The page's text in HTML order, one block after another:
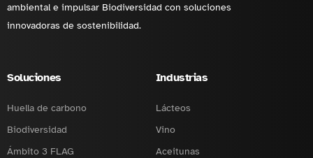
ambiental e impulsar Biodiversidad con soluciones
innovadoras de sostenibilidad.
Soluciones
Huella de carbono
Biodiversidad
Ámbito 3 FLAG
Industrias
Lácteos
Vino
Aceitunas